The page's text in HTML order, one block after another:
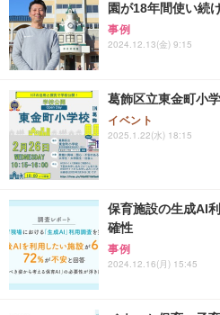
園が18年間使い続
事例
2024.12.13(金) 9:15
葛飾区立東金町小
イベント
2025.1.22(水) 18:15
保育施設の生成AI
確性
事例
2024.12.16(月) 15:45